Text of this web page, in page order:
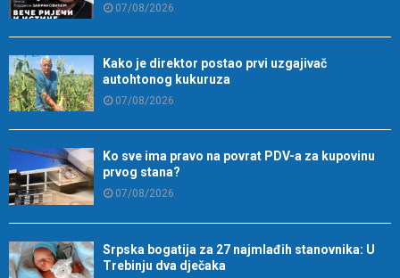
07/08/2026
Kako je direktor postao prvi uzgajivač
autohtonog kukuruza
07/08/2026
Ko sve ima pravo na povrat PDV-a za kupovinu
prvog stana?
07/08/2026
Srpska bogatija za 27 najmlađih stanovnika: U
Trebinju dva dječaka